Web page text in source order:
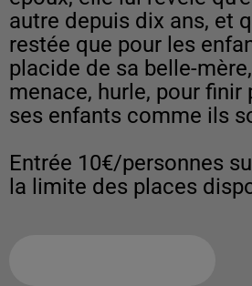
autre depuis dix ans, et
restée que pour les
placide de sa belle-
menace, hurle, pour finir
ses enfants comme ils
Entrée 10€/personnes
la limite des places